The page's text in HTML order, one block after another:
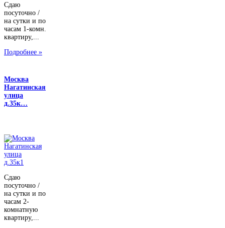
Сдаю
посуточно /
на сутки и по
часам 1-комн.
квартиру,...
Подробнее »
Москва
Нагатинская
улица
д.35к…
Сдаю
посуточно /
на сутки и по
часам 2-
комнатную
квартиру,...